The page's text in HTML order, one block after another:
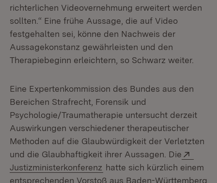
richterlichen Videovernehmung erweitert werden
sollten.“ Eine frühe Aussage, die auf Video
festgehalten sei, könne den Nachweis der
Aussagekonstanz gewährleisten und den
Therapiebeginn erleichtern, so Schwarz weiter.
Eine Expertenkommission des Bundes aus den
Bereichen Strafrecht, Forensik und
Psychologie/Traumatherapie untersucht derzeit
Auswirkungen verschiedener therapeutischer
Methoden auf die Glaubwürdigkeit der Verletzten
und die Glaubhaftigkeit ihrer Aussagen. Die
Justizministerkonferenz (Öffnet in neuem Fenster)
hatte sich kürzlich einem
entsprechenden Vorstoß aus Baden-Württemberg